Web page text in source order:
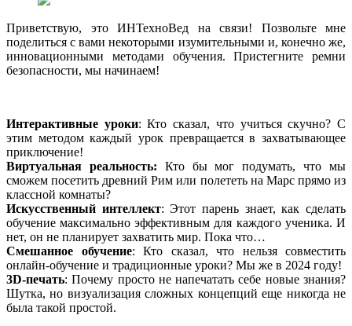
Приветствую, это ИНТехноВед на связи! Позвольте мне
поделиться с вами некоторыми изумительными и, конечно же,
инновационными методами обучения. Пристегните ремни
безопасности, мы начинаем!
Интерактивные уроки: Кто сказал, что учиться скучно? С
этим методом каждый урок превращается в захватывающее
приключение!
Виртуальная реальность: Кто бы мог подумать, что мы
сможем посетить древний Рим или полететь на Марс прямо из
классной комнаты?
Искусственный интеллект: Этот парень знает, как сделать
обучение максимально эффективным для каждого ученика. И
нет, он не планирует захватить мир. Пока что…
Смешанное обучение: Кто сказал, что нельзя совместить
онлайн-обучение и традиционные уроки? Мы же в 2024 году!
3D-печать: Почему просто не напечатать себе новые знания?
Шутка, но визуализация сложных концепций еще никогда не
была такой простой.